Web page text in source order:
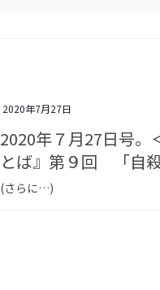
2020年7月27日
2020年７月27日号。
とば』第９回 「自
(さらに…)